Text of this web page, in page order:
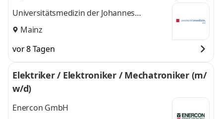
Universitätsmedizin der Johannes
Gutenberg-Universität Mainz
Mainz
vor 8 Tagen
Elektriker / Elektroniker / Mechatroniker (m/
w/d)
Enercon GmbH